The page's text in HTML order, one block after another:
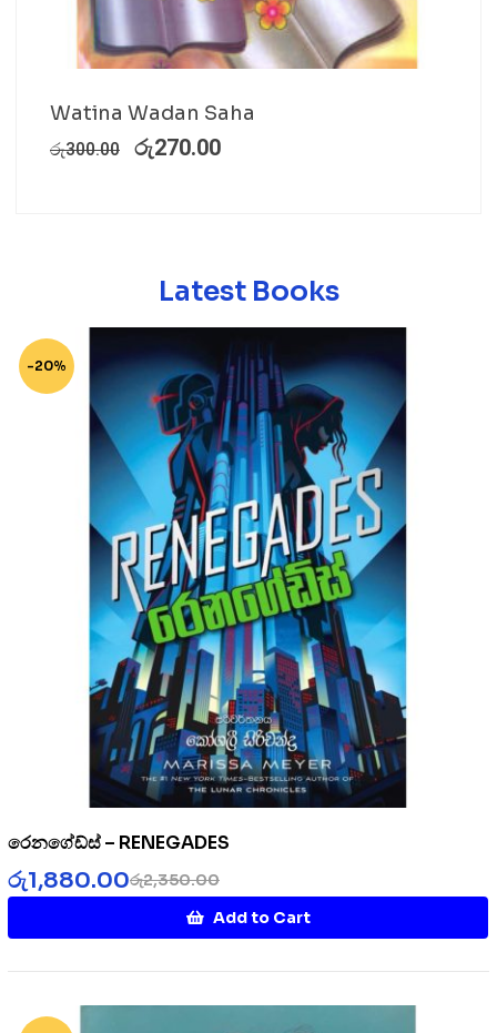
Watina Wadan Saha
රු300.00 රු270.00
Latest Books
-20%
රෙනගේඩ්ස් – RENEGADES
රු2,350.00
රු1,880.00
Add to Cart